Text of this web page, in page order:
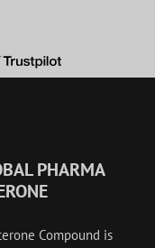
PHARMA
Compound is